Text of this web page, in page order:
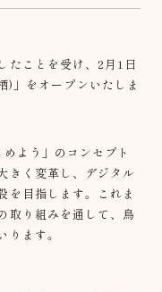
たことを受け、2月1日
」をオープンいたしま
よう」のコンセプト
きく変革し、デジタル
を目指します。これま
取り組みを通して、鳥
ます。